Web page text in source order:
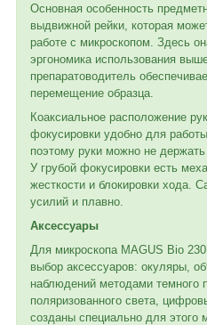
Основная особенность
выдвижной рейки, которая
работе с микроскопом. Здесь
эргономика использования
препаратоводитель
перемещение образца.
Коаксиальное расположение
фокусировки удобно для
поэтому руки можно не
У грубой фокусировки есть
жесткости и блокировки хода.
усилий и плавно.
Аксессуары
Для микроскопа MAGUS Bio
выбор аксессуаров: окуляры,
наблюдений методами темного
поляризованного света,
созданы специально для этого